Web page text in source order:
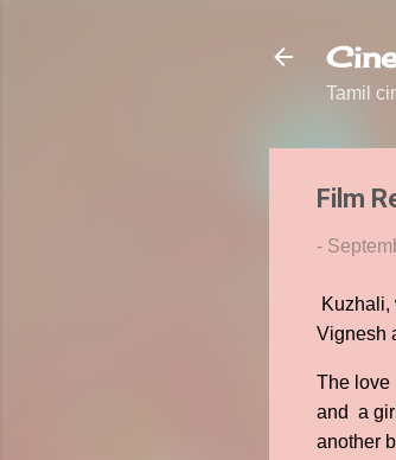
Tamil
Film
-
Kuzhali,
Vignesh
The love
and a
another